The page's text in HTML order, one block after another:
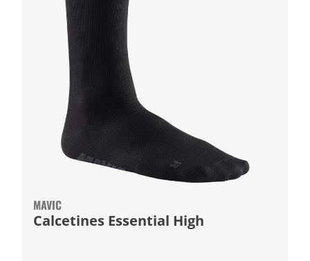
MAVIC
Calcetines Essential High